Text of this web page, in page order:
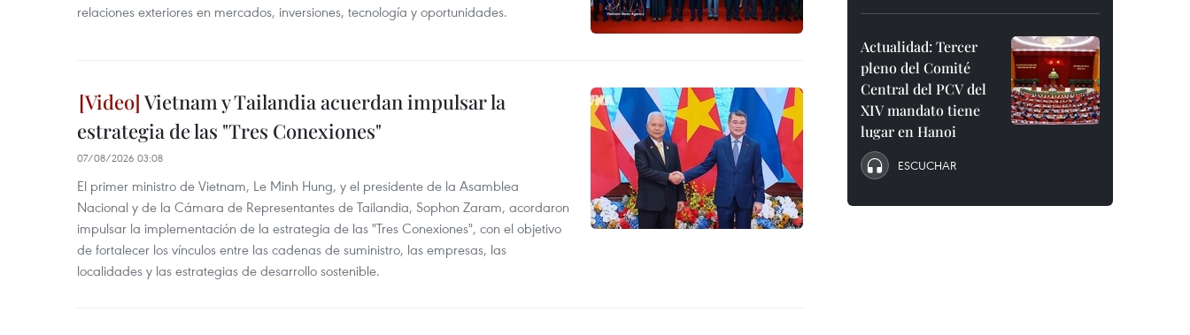
relaciones exteriores en mercados, inversiones, tecnología y oportunidades.
Vietnam y Tailandia acuerdan impulsar la
estrategia de las "Tres Conexiones"
07/08/2026 03:08
El primer ministro de Vietnam, Le Minh Hung, y el presidente de la Asamblea
Nacional y de la Cámara de Representantes de Tailandia, Sophon Zaram, acordaron
impulsar la implementación de la estrategia de las "Tres Conexiones", con el objetivo
de fortalecer los vínculos entre las cadenas de suministro, las empresas, las
localidades y las estrategias de desarrollo sostenible.
Actualidad: Tercer
pleno del Comité
Central del PCV del
XIV mandato tiene
lugar en Hanoi
ESCUCHAR